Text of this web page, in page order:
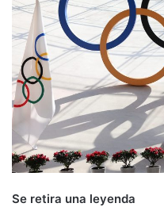
Se retira una leyenda